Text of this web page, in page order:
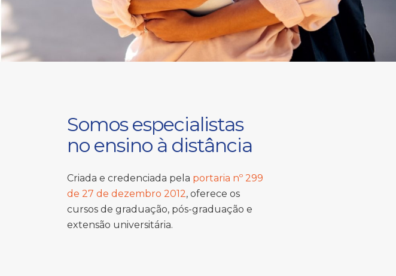
Somos especialistas
no ensino à distância
Criada e credenciada pela portaria nº 299
de 27 de dezembro 2012, oferece os
cursos de graduação, pós-graduação e
extensão universitária.